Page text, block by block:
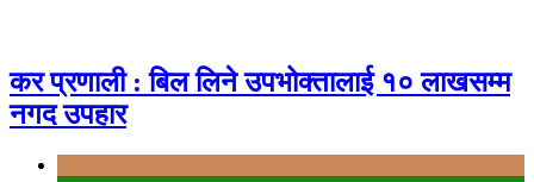
कर प्रणाली : बिल लिने उपभोक्तालाई १० लाखसम्म
नगद उपहार